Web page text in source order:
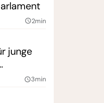
query_builder2min
junge
query_builder3min